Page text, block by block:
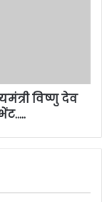
विष्णु देव